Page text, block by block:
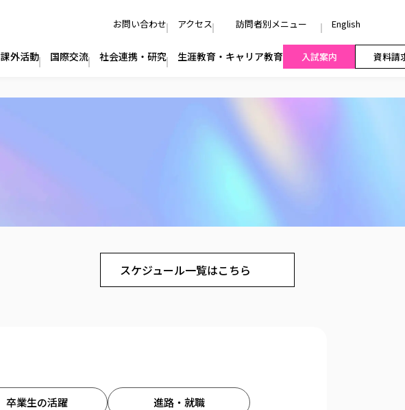
お問い合わせ アクセス 訪問者別メニュー English
課外活動 国際交流 社会連携・研究 生涯教育・キャリア教育 入試案内 資料請
卒業生の活躍 進路・就職
スケジュール一覧はこちら